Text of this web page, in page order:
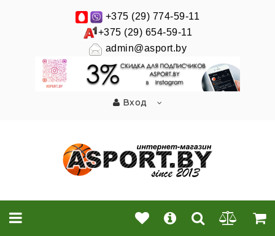
+375 (29) 774-59-11
+375 (29) 654-59-11
admin@asport.by
Вход